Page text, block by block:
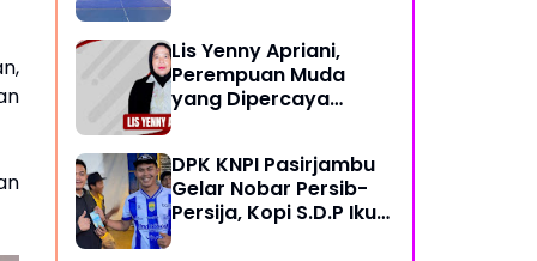
Lis Yenny Apriani,
Perempuan Muda
yang Dipercaya
DPK KNPI Pasirjambu
Gelar Nobar Persib-
Persija, Kopi S.D.P Ikut